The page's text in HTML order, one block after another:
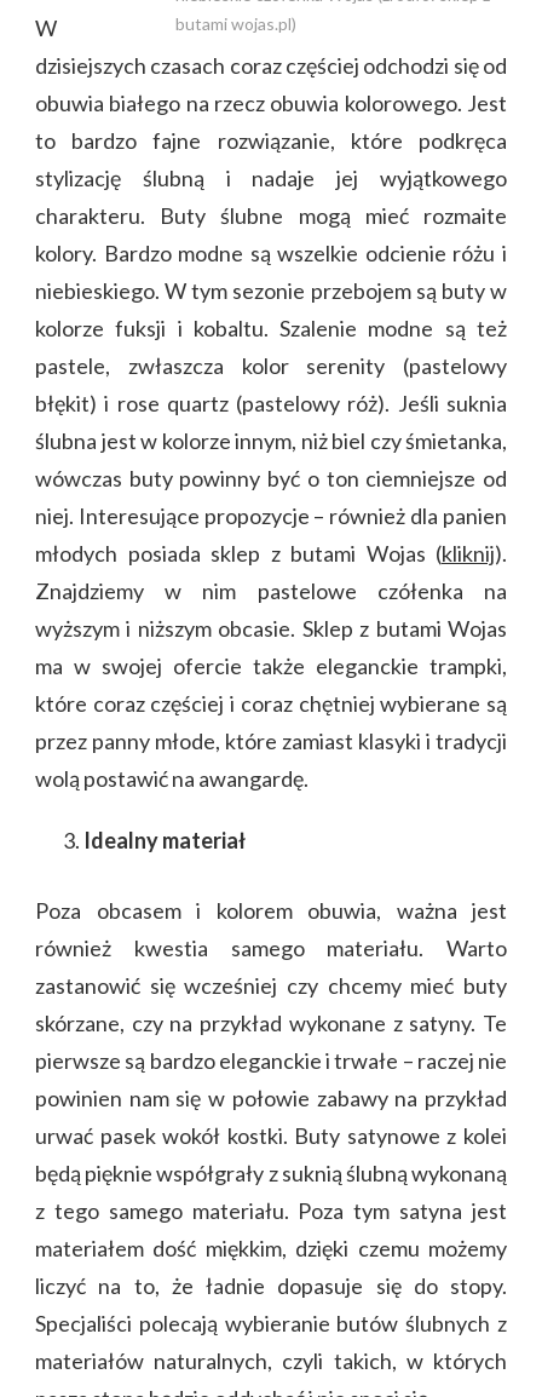
butami wojas.pl)
W
dzisiejszych czasach coraz częściej odchodzi się od
obuwia białego na rzecz obuwia kolorowego. Jest
to bardzo fajne rozwiązanie, które podkręca
stylizację ślubną i nadaje jej wyjątkowego
charakteru. Buty ślubne mogą mieć rozmaite
kolory. Bardzo modne są wszelkie odcienie różu i
niebieskiego. W tym sezonie przebojem są buty w
kolorze fuksji i kobaltu. Szalenie modne są też
pastele, zwłaszcza kolor serenity (pastelowy
błękit) i rose quartz (pastelowy róż). Jeśli suknia
ślubna jest w kolorze innym, niż biel czy śmietanka,
wówczas buty powinny być o ton ciemniejsze od
niej. Interesujące propozycje – również dla panien
młodych posiada sklep z butami Wojas (kliknij).
Znajdziemy w nim pastelowe czółenka na
wyższym i niższym obcasie. Sklep z butami Wojas
ma w swojej ofercie także eleganckie trampki,
które coraz częściej i coraz chętniej wybierane są
przez panny młode, które zamiast klasyki i tradycji
wolą postawić na awangardę.
Idealny materiał
Poza obcasem i kolorem obuwia, ważna jest
również kwestia samego materiału. Warto
zastanowić się wcześniej czy chcemy mieć buty
skórzane, czy na przykład wykonane z satyny. Te
pierwsze są bardzo eleganckie i trwałe – raczej nie
powinien nam się w połowie zabawy na przykład
urwać pasek wokół kostki. Buty satynowe z kolei
będą pięknie współgrały z suknią ślubną wykonaną
z tego samego materiału. Poza tym satyna jest
materiałem dość miękkim, dzięki czemu możemy
liczyć na to, że ładnie dopasuje się do stopy.
Specjaliści polecają wybieranie butów ślubnych z
materiałów naturalnych, czyli takich, w których